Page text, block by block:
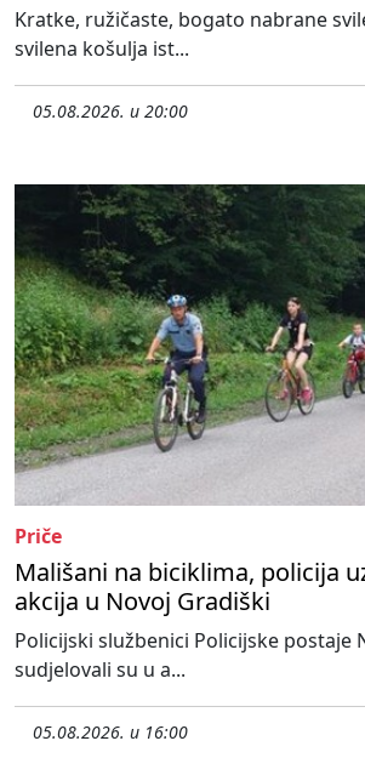
Kratke, ružičaste, bogato nabrane
svilena košulja ist...
05.08.2026. u 20:00
Priče
Mališani na biciklima, policija
akcija u Novoj Gradiški
Policijski službenici Policijske postaje
sudjelovali su u a...
05.08.2026. u 16:00